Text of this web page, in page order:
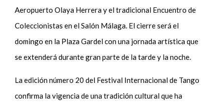
Aeropuerto Olaya Herrera y el tradicional Encuentro de
Coleccionistas en el Salón Málaga. El cierre será el
domingo en la Plaza Gardel con una jornada artística que
se extenderá durante gran parte de la tarde y la noche.
La edición número 20 del Festival Internacional de Tango
confirma la vigencia de una tradición cultural que ha